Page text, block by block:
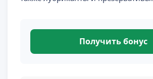
Получить бонус